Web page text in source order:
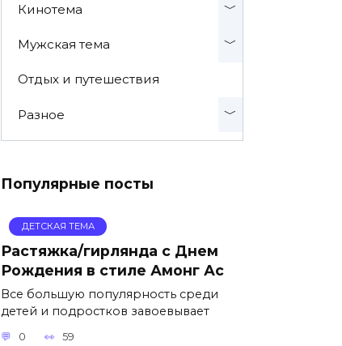
Кинотема
Мужская тема
Отдых и путешествия
Разное
Популярные посты
ДЕТСКАЯ ТЕМА
Растяжка/гирлянда с Днем
Рождения в стиле Амонг Ас
Все большую популярность среди
детей и подростков завоевывает
0 59